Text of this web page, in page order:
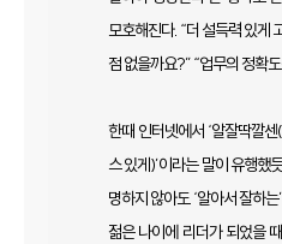
모호해진다. “더 설득력 있게
점 없을까요?” “업무의 정확
한때 인터넷에서 ‘알잘딱깔
스 있게)’이라는 말이 유행했
명하지 않아도 ‘알아서 잘하
젊은 나이에 리더가 되었을